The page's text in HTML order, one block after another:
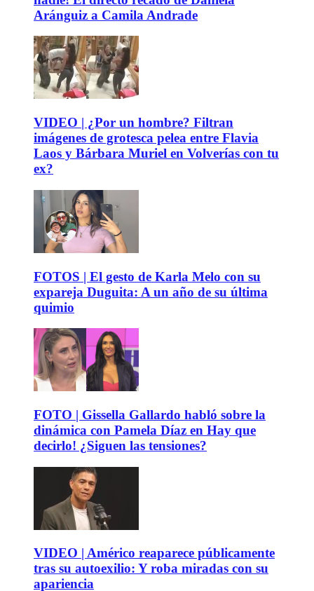
Aránguiz a Camila Andrade
VIDEO | ¿Por un hombre? Filtran
imágenes de grotesca pelea entre Flavia
Laos y Bárbara Muriel en Volverías con tu
ex?
FOTOS | El gesto de Karla Melo con su
expareja Duguita: A un año de su última
quimio
FOTO | Gissella Gallardo habló sobre la
dinámica con Pamela Díaz en Hay que
decirlo! ¿Siguen las tensiones?
VIDEO | Américo reaparece públicamente
tras su autoexilio: Y roba miradas con su
apariencia